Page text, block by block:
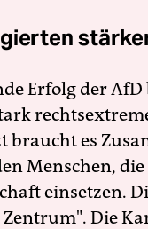
Erfolg der
braucht es
Menschen,
einsetzen.
Die